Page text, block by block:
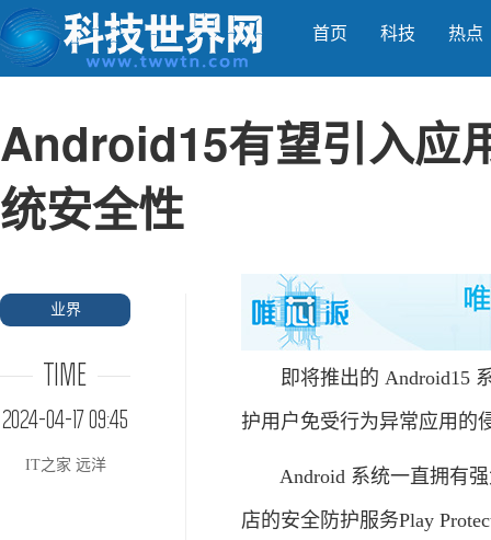
首页 科技 热点
Android15有望引入应
统安全性
业界
TIME
2024-04-17 09:45
IT之家 远洋
即将推出的 Android15 系
护用户免受行为异常应用的
Android 系统一直拥有强
店的安全防护服务Play